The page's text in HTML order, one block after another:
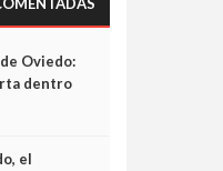
Oviedo:
dentro
el